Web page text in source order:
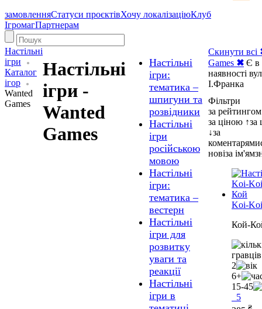
замовленняСтатуси проєктівХочу локалізаціюКлуб
ІгромагПартнерам
Настільні
ігри
Каталог
ігор
Wanted
Games
Настільні
ігри -
Wanted
Games
Настільні
ігри:
тематика –
шпигуни та
розвідники
Настільні
ігри
російською
мовою
Настільні
ігри:
тематика –
вестерн
Настільні
ігри для
розвитку
уваги та
реакції
Настільні
ігри в
Скинути всі
Games ✖ Є в
наявності
І.Франка
Фільтри
за рейтингом
за ціною ↑за
↓за
коментарями
новіза ім'ям
Koi-Koi
Кой-
2
6+
15-45
5
₴